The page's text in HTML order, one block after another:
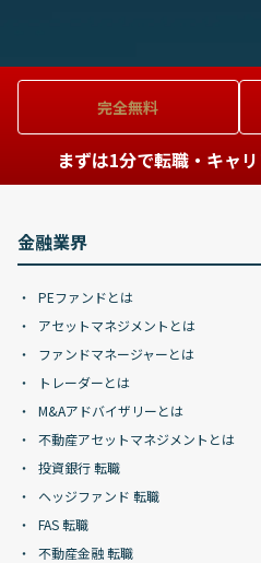
完全無料
まずは1分で転職・キャ
金融業界
PEファンドとは
アセットマネジメントとは
ファンドマネージャーとは
トレーダーとは
M&Aアドバイザリーとは
不動産アセットマネジメントとは
投資銀行 転職
ヘッジファンド 転職
FAS 転職
不動産金融 転職